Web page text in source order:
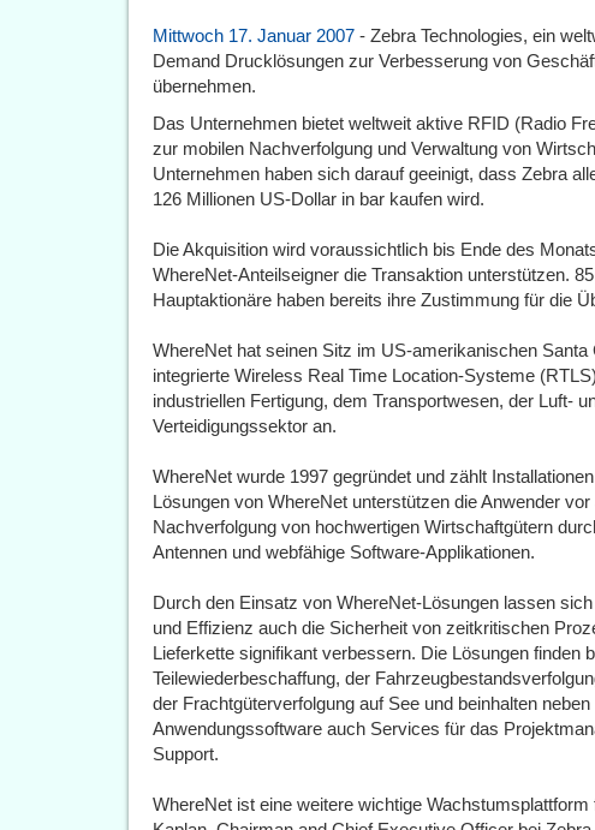
Mittwoch 17. Januar 2007 - Zebra Technologies, ein
Demand Drucklösungen zur Verbesserung von
übernehmen.
Das Unternehmen bietet weltweit aktive RFID (Radio
zur mobilen Nachverfolgung und Verwaltung von
Unternehmen haben sich darauf geeinigt, dass Zebra
126 Millionen US-Dollar in bar kaufen wird.
Die Akquisition wird voraussichtlich bis Ende des
WhereNet-Anteilseigner die Transaktion unterstützen.
Hauptaktionäre haben bereits ihre Zustimmung für die
WhereNet hat seinen Sitz im US-amerikanischen Santa
integrierte Wireless Real Time Location-Systeme
industriellen Fertigung, dem Transportwesen, der Luft-
Verteidigungssektor an.
WhereNet wurde 1997 gegründet und zählt
Lösungen von WhereNet unterstützen die Anwender
Nachverfolgung von hochwertigen Wirtschaftgütern
Antennen und webfähige Software-Applikationen.
Durch den Einsatz von WhereNet-Lösungen lassen
und Effizienz auch die Sicherheit von zeitkritischen
Lieferkette signifikant verbessern. Die Lösungen finden
Teilewiederbeschaffung, der
der Frachtgüterverfolgung auf See und beinhalten
Anwendungssoftware auch Services für das
Support.
WhereNet ist eine weitere wichtige